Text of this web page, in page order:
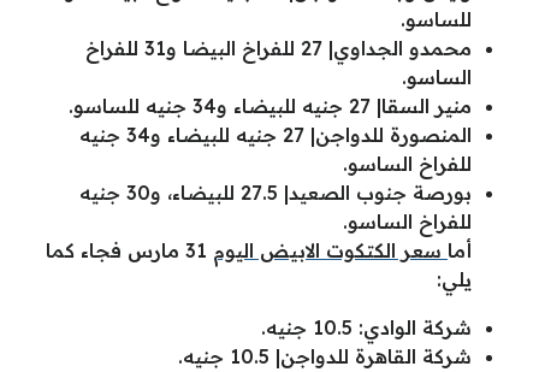
للساسو.
محمدو الجداوي| 27 للفراخ البيضا و31 للفراخ
الساسو.
منير السقا| 27 جنيه للبيضاء و34 جنيه للساسو.
المنصورة للدواجن| 27 جنيه للبيضاء و34 جنيه
للفراخ الساسو.
بورصة جنوب الصعيد| 27.5 للبيضاء، و30 جنيه
للفراخ الساسو.
أما سعر الكتكوت الابيض اليوم
31 مارس فجاء كما
يلي:
شركة الوادي: 10.5 جنيه.
شركة القاهرة للدواجن| 10.5 جنيه.